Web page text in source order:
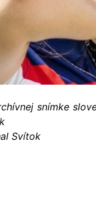
snímke
Svítok